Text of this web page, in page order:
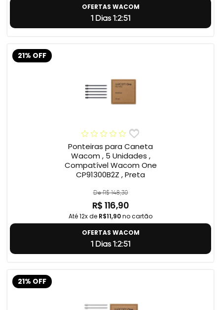
OFERTAS WACOM
1 Dias 1:2:50
21% OFF
Ponteiras para Caneta
Wacom , 5 Unidades ,
Compatível Wacom One
CP91300B2Z , Preta
De R$ 148,30
R$ 116,90
Até 12x de R$11,90no cartão
OFERTAS WACOM
1 Dias 1:2:50
21% OFF